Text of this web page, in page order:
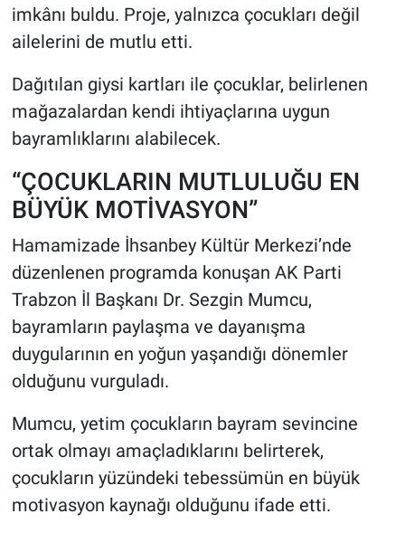
imkânı buldu. Proje, yalnızca çocukları değil
ailelerini de mutlu etti.
Dağıtılan giysi kartları ile çocuklar, belirlenen
mağazalardan kendi ihtiyaçlarına uygun
bayramlıklarını alabilecek.
“ÇOCUKLARIN MUTLULUĞU EN
BÜYÜK MOTİVASYON”
Hamamizade İhsanbey Kültür Merkezi’nde
düzenlenen programda konuşan AK Parti
Trabzon İl Başkanı Dr. Sezgin Mumcu,
bayramların paylaşma ve dayanışma
duygularının en yoğun yaşandığı dönemler
olduğunu vurguladı.
Mumcu, yetim çocukların bayram sevincine
ortak olmayı amaçladıklarını belirterek,
çocukların yüzündeki tebessümün en büyük
motivasyon kaynağı olduğunu ifade etti.